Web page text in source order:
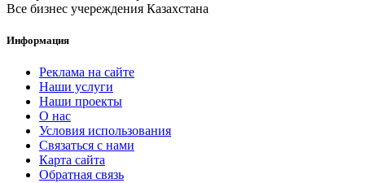
Все бизнес учереждения Казахстана
Информация
Реклама на сайте
Наши услуги
Наши проекты
О нас
Условия использования
Связаться с нами
Карта сайта
Обратная связь